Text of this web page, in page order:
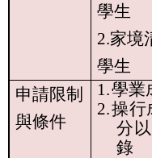
學生
2.家境
學生
申請限制
與條件
1.學業
2.操行
分
錄